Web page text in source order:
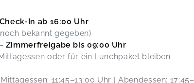
Check-In ab 16:00 Uhr
bekannt gegeben)
Zimmerfreigabe bis 09:00 Uhr
oder für ein Lunchpaket bleiben
11:45–13:00 Uhr | Abendessen: 17:45–